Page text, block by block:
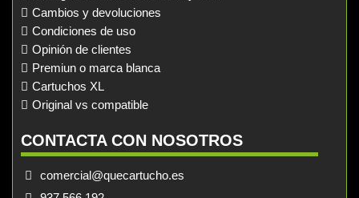
Cambios y devoluciones
Condiciones de uso
Opinión de clientes
Premiun o marca blanca
Cartuchos XL
Original vs compatible
CONTACTA CON NOSOTROS
comercial@quecartucho.es